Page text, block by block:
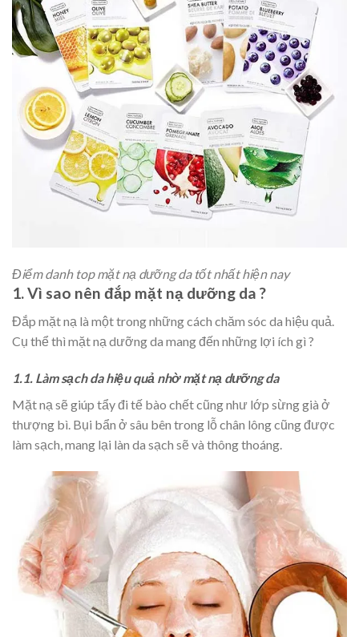
Điểm danh top mặt nạ dưỡng da tốt nhất hiện nay
1. Vì sao nên đắp mặt nạ dưỡng da ?
Đắp mặt nạ là một trong những cách chăm sóc da hiệu quả.
Cụ thể thì mặt nạ dưỡng da mang đến những lợi ích gì ?
1.1. Làm sạch da hiệu quả nhờ mặt nạ dưỡng da
Mặt nạ sẽ giúp tẩy đi tế bào chết cũng như lớp sừng già ở
thượng bì. Bụi bẩn ở sâu bên trong lỗ chân lông cũng được
làm sạch, mang lại làn da sạch sẽ và thông thoáng.